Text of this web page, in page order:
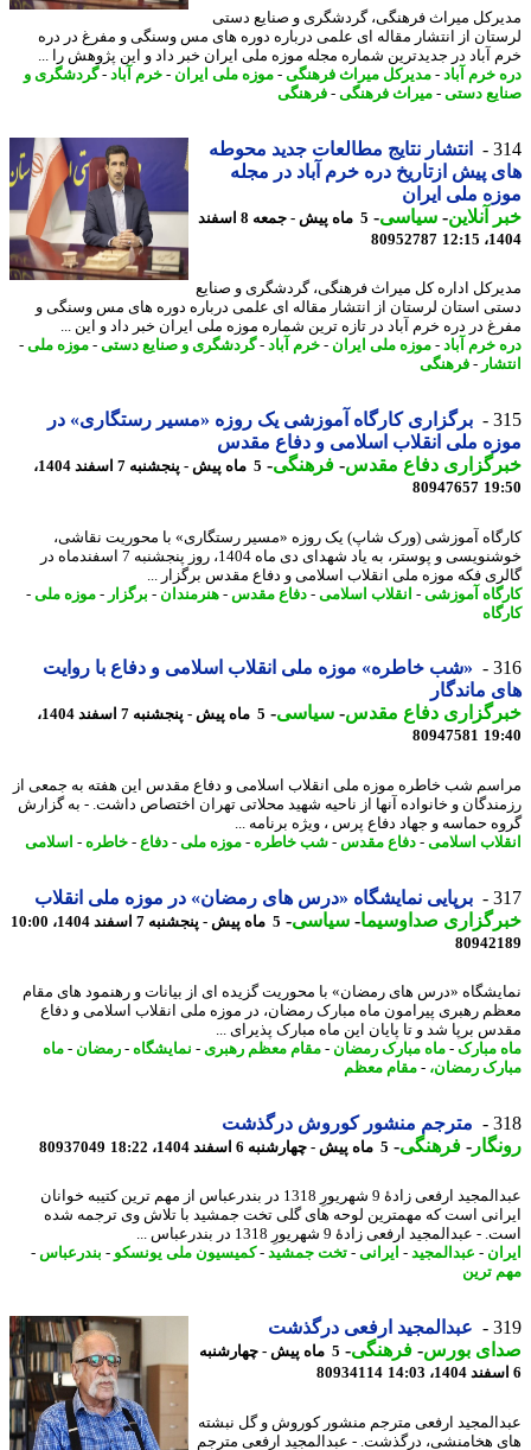
میراث فرهنگی، گردشگری و صنایع دستی
از انتشار مقاله ای علمی درباره دوره های مس وسنگی و مفرغ در دره
آباد در جدیدترین شماره مجله موزه ملی ایران خبر داد و این پژوهش را ...
خرم آباد- مدیرکل میراث فرهنگی-موزه ملی ایران - خرم آباد- گردشگری و
دستی-میراث فرهنگی-فرهنگی
انتشار نتایج مطالعات جدید محوطه
پیش ازتاریخ دره خرم آباد در مجله
ملی ایران
آنلاین-سیاسی-
5 ماه پیش - جمعه 8 اسفند
80952787
اداره کل میراث فرهنگی، گردشگری و صنایع
استان لرستان از انتشار مقاله ای علمی درباره دوره های مس وسنگی و
در دره خرم آباد در تازه ترین شماره موزه ملی ایران خبر داد و این ...
خرم آباد- موزه ملی ایران - خرم آباد- گردشگری و صنایع دستی-موزه ملی -
-فرهنگی
برگزاری کارگاه آموزشی یک روزه «مسیر رستگاری» در
ملی انقلاب اسلامی و دفاع مقدس
دفاع مقدس-فرهنگی-
5 ماه پیش - پنجشنبه 7 اسفند 1404،
80947657
آموزشی (ورک شاپ) یک روزه «مسیر رستگاری» با محوریت نقاشی،
خوشنویسی و پوستر، به یاد شهدای دی ماه 1404، روز پنجشنبه 7 اسفندماه در
فکه موزه ملی انقلاب اسلامی و دفاع مقدس برگزار ...
آموزشی -انقلاب اسلامی-دفاع مقدس-هنرمندان- برگزار - موزه ملی -
«شب خاطره» موزه ملی انقلاب اسلامی و دفاع با روایت
ماندگار
دفاع مقدس-سیاسی-
5 ماه پیش - پنجشنبه 7 اسفند 1404،
80947581
شب خاطره موزه ملی انقلاب اسلامی و دفاع مقدس این هفته به جمعی از
و خانواده آنها از ناحیه شهید محلاتی تهران اختصاص داشت. - به گزارش
حماسه و جهاد دفاع پرس ، ویژه برنامه ...
اسلامی-دفاع مقدس-شب خاطره-موزه ملی -دفاع -خاطره-اسلامی
برپایی نمایشگاه «درس های رمضان» در موزه ملی انقلاب
صداوسیما-سیاسی-5 ماه پیش - پنجشنبه 7 اسفند 1404، 10:00
«درس های رمضان» با محوریت گزیده ای از بیانات و رهنمود های مقام
رهبری پیرامون ماه مبارک رمضان، در موزه ملی انقلاب اسلامی و دفاع
برپا شد و تا پایان این ماه مبارک پذیرای ...
مبارک- ماه مبارک رمضان-مقام معظم رهبری- نمایشگاه-رمضان-ماه
رمضان،-مقام معظم
مترجم منشور کوروش درگذشت
-فرهنگی-5 ماه پیش - چهارشنبه 6 اسفند 1404، 18:22 80937049
عبدالمجید ارفعی زادهٔ 9 شهریورِ 1318 در بندرعباس از مهم ترین کتیبه خوانان
است که مهمترین لوحه های گلی تخت جمشید با تلاش وی ترجمه شده
ارفعی زادهٔ 9 شهریورِ 1318 در بندرعباس ...
- عبدالمجید-ایرانی- تخت جمشید-کمیسیون ملی یونسکو-بندرعباس-
ترین
عبدالمجید ارفعی درگذشت
بورس -فرهنگی-
5 ماه پیش - چهارشنبه
80934114
ارفعی مترجم منشور کوروش و گل نبشته
هخامنشی، درگذشت. - عبدالمجید ارفعی مترجم